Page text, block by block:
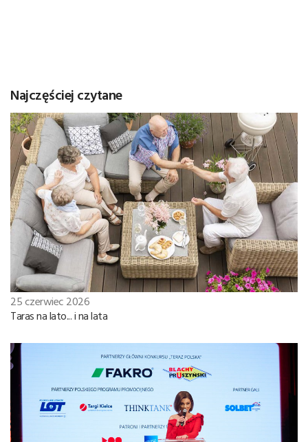
Najczęściej czytane
25 czerwiec 2026
Taras na lato... i na lata